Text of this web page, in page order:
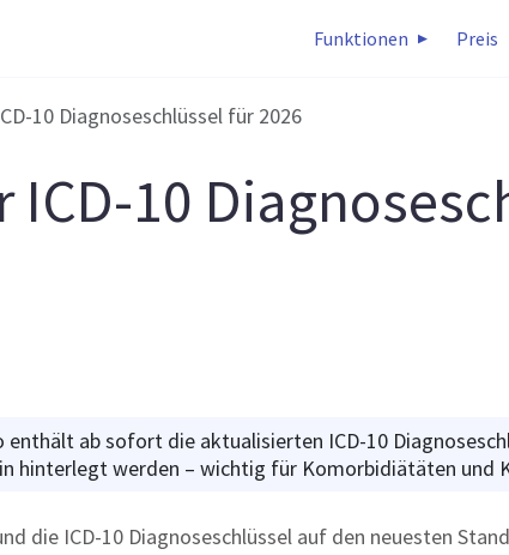
Funktionen Preis
10 Diagnoseschlüssel für 2026
ICD-10
enthält ab sofort die aktualisierten ICD-10
hinterlegt werden – wichtig für Komorbidiätäten und
die ICD-10 Diagnoseschlüssel auf den neuesten